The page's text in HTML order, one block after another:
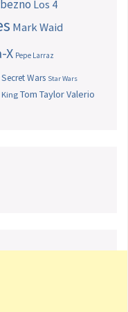
Los 4
Mark Waid
X Pepe Larraz
Secret Wars Star Wars
Tom TaylorValerio